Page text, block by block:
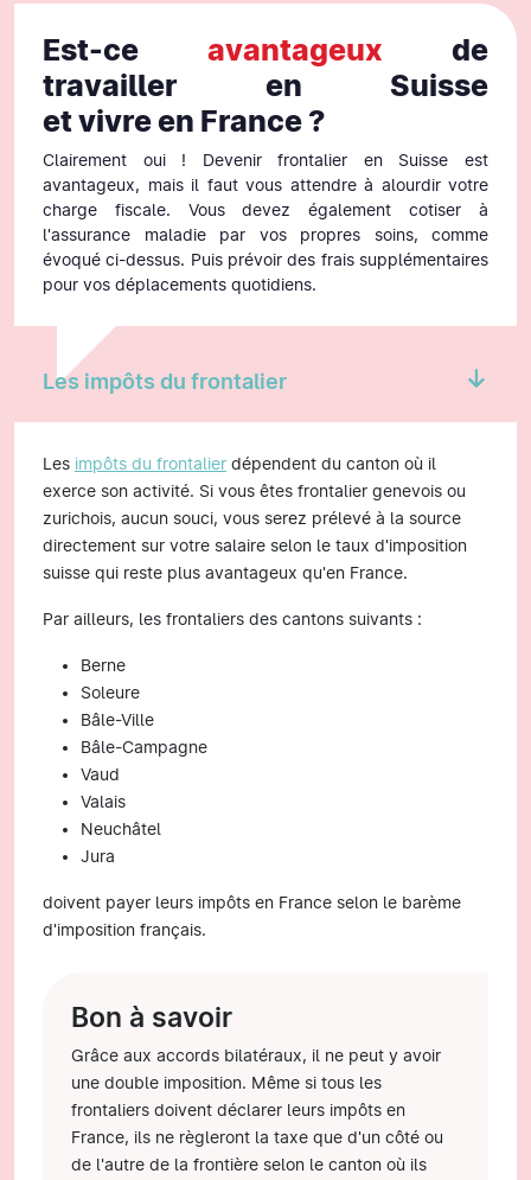
Est-ce avantageux de
travailler en Suisse
et vivre en France ?
Clairement oui ! Devenir frontalier en Suisse est
avantageux, mais il faut vous attendre à alourdir votre
charge fiscale. Vous devez également cotiser à
l'assurance maladie par vos propres soins, comme
évoqué ci-dessus. Puis prévoir des frais supplémentaires
pour vos déplacements quotidiens.
Les impôts du frontalier
Les impôts du frontalier dépendent du canton où il
exerce son activité. Si vous êtes frontalier genevois ou
zurichois, aucun souci, vous serez prélevé à la source
directement sur votre salaire selon le taux d'imposition
suisse qui reste plus avantageux qu'en France.
Par ailleurs, les frontaliers des cantons suivants :
Berne
Soleure
Bâle-Ville
Bâle-Campagne
Vaud
Valais
Neuchâtel
Jura
doivent payer leurs impôts en France selon le barème
d'imposition français.
Bon à savoir
Grâce aux accords bilatéraux, il ne peut y avoir
une double imposition. Même si tous les
frontaliers doivent déclarer leurs impôts en
France, ils ne règleront la taxe que d'un côté ou
de l'autre de la frontière selon le canton où ils